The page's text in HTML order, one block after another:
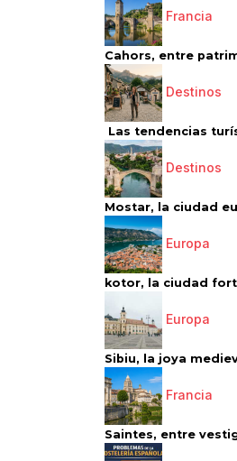
Francia
Cahors, entre
Destinos
Las tendencias
Destinos
Mostar, la ciudad
Europa
kotor, la ciudad
Europa
Sibiu, la joya
Francia
Saintes, entre